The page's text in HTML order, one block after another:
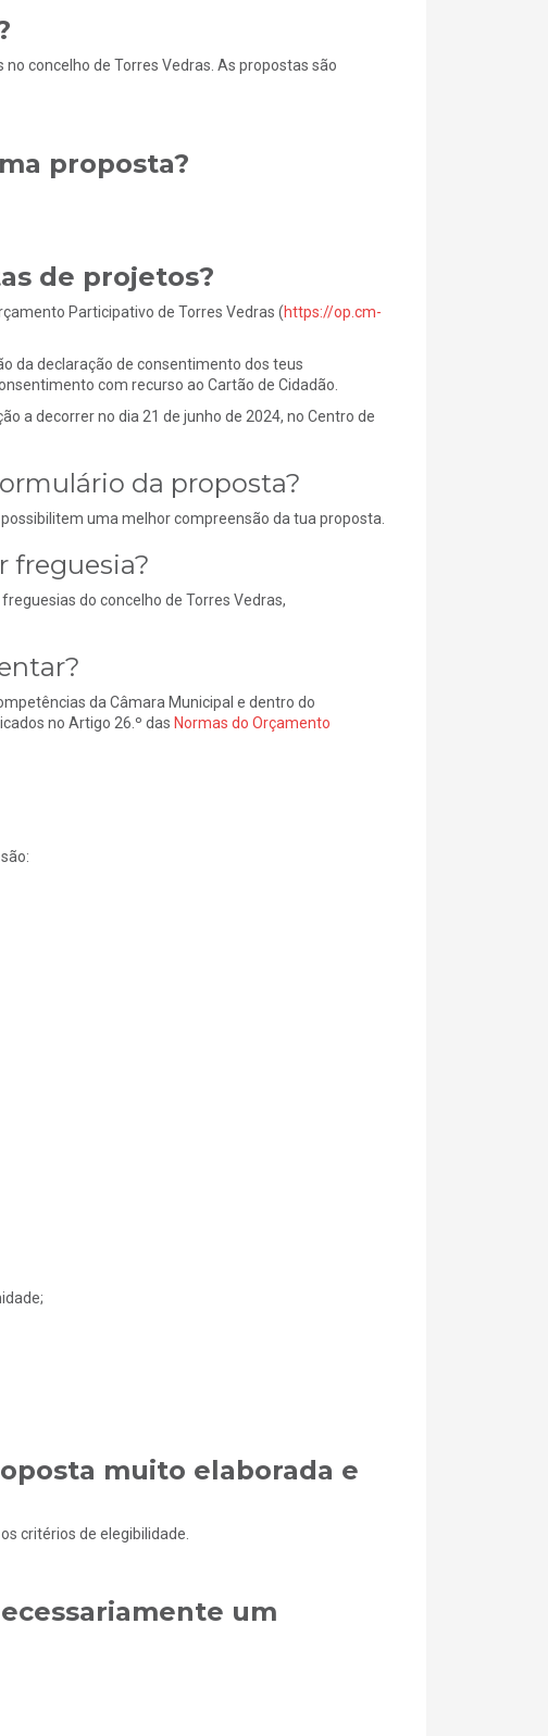
concelho de Torres Vedras. As propostas são
proposta?
de projetos?
Participativo de Torres Vedras (https://op.cm-
da declaração de consentimento dos teus
com recurso ao Cartão de Cidadão.
a decorrer no dia 21 de junho de 2024, no Centro de
da proposta?
uma melhor compreensão da tua proposta.
freguesia?
do concelho de Torres Vedras,
da Câmara Municipal e dentro do
no Artigo 26.º das Normas do Orçamento
muito elaborada e
critérios de elegibilidade.
um